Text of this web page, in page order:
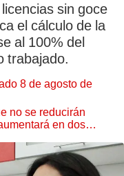
sin goce
el cálculo de la
al 100% del
trabajado.
8 de agosto de
no se reducirán
en dos